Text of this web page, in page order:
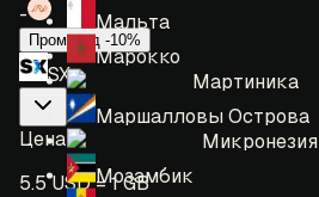
Мальта
Марокко
Мартиника
Маршалловы Острова
Микронезия
Мозамбик
-
Промокод -10%
SX
Цена:
5.5 USD = 1 GB